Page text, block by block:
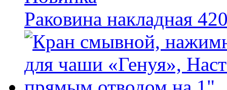
Раковина накладная